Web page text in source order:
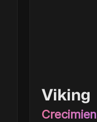
Viking